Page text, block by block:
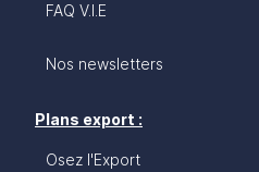
FAQ V.I.E
Nos newsletters
Plans export :
Osez l'Export